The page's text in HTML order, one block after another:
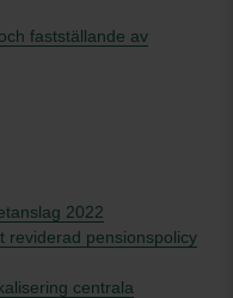
fastställande av
2022
reviderad pensionspolicy
centrala